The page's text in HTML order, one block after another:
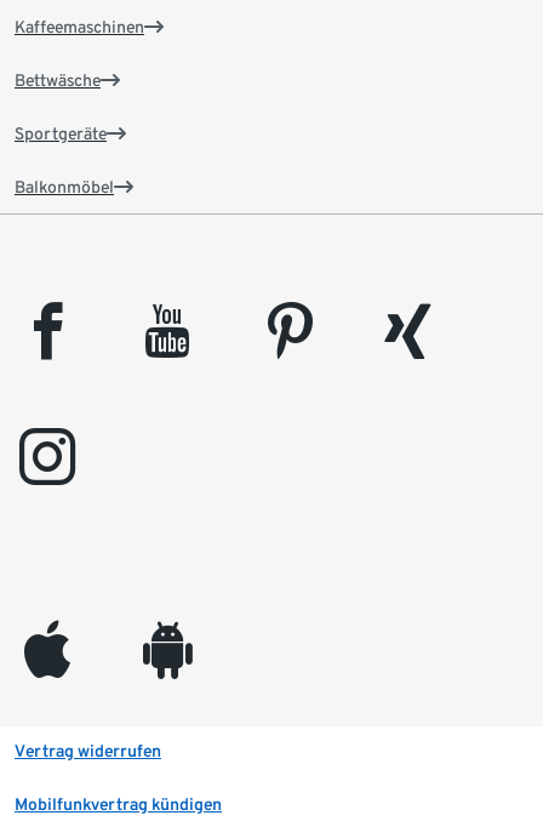
Kaffeemaschinen
Bettwäsche
Sportgeräte
Balkonmöbel
facebook youtube pinterest
xing
instagram
appleinc android
Vertrag widerrufen
Mobilfunkvertrag kündigen